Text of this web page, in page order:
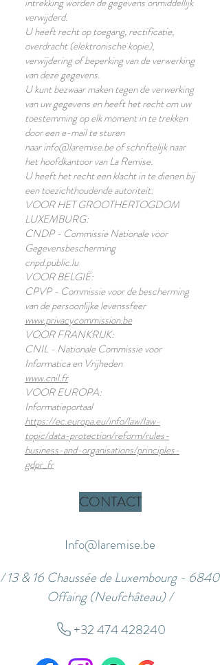
verwijderd.
U heeft recht op toegang, rectificatie,
overdracht (elektronische kopie),
verwijdering of beperking van de verwerking
van deze gegevens.
U kunt bezwaar maken tegen de verwerking
van uw gegevens en heeft het recht om uw
toestemming op elk moment in te trekken
door een e-mail te sturen
naar info@laremise.be of schriftelijk naar
het hoofdkantoor van La Remise.
U heeft het recht een klacht in te dienen bij
een toezichthoudende autoriteit:
VOOR HET GROOTHERTOGDOM
LUXEMBURG:
CNDP - Commissie Nationale voor
Gegevensbescherming
cnpd.public.lu
VOOR BELGIË:
CPVP - Commissie voor de bescherming
van de persoonlijke levenssfeer
www.privacycommission.be
VOOR FRANKRIJK:
CNIL - Nationale Commissie voor
Informatica en Vrijheden
www.cnil.fr
VOOR EUROPA:
Informatieportaal
https://ec.europa.eu/info/law/law-
topic/data-protection/reform/rules-
business-and-organisations/principles-
gdpr_fr
CONTACT
Info@laremise.be
/ 13 & 16 Chaussée de Luxembourg - 6840
Offaing (Neufchâteau) /
+32 474 428240